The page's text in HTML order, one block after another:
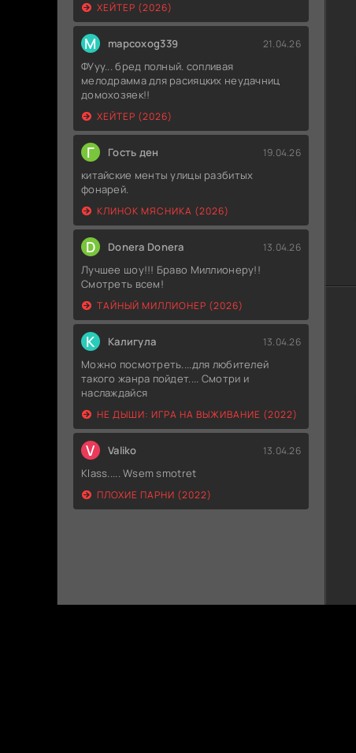
ХЕЙТЕР (2026)
M mapcoxog339 21.04.26
ФУуу... бред полный. сопливая
мелодрамма для расияцких неудачниц
домохозяек!!
ХЕЙТЕР (2026)
Г Гость ден 19.04.26
китайские менты улицы разбитых
фонарей.
КЛИНОК МЯСНИКА (2026)
D Donera Donera 13.04.26
Лучшее шоу!!! Браво Миллионеру!!
Смотреть всем!
ТАЙНЫЙ МИЛЛИОНЕР (2026)
К Калигула 13.04.26
Можно посмотреть....для любителей
такого жанра пойдет.... Смотри и
наслаждайся
НЕ ДЫШИ: ИГРА НА ВЫЖИВАНИЕ (2022)
V Valiko 13.04.26
Klass..... Wsem smotret
ПЛОХИЕ ПАРНИ (2022)